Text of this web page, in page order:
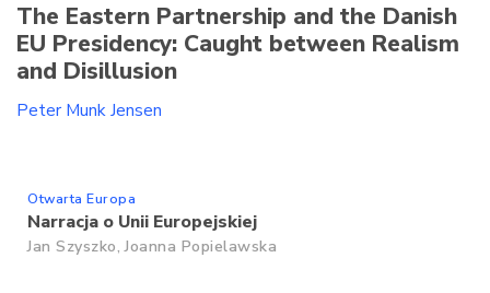
The Eastern Partnership and the Danish
EU Presidency: Caught between Realism
and Disillusion
Peter Munk Jensen
Otwarta Europa
Narracja o Unii Europejskiej
Jan Szyszko, Joanna Popielawska